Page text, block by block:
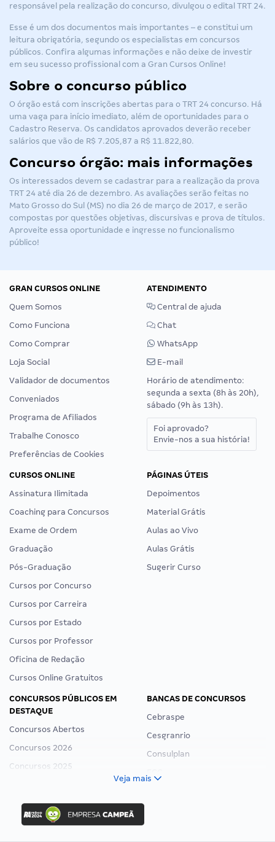
responsável pela realização do concurso, divulgou o edital TRT 24.
Esse é um dos documentos mais importantes – e constitui um
leitura obrigatória, segundo os especialistas em concursos
públicos. Confira algumas informações e não deixe de investir
em seu sucesso profissional com a Gran Cursos Online!
Sobre o concurso público
O órgão está com inscrições abertas para o TRT 24 concurso. Há
uma vaga para início imediato, além de oportunidades para o
Cadastro Reserva. Os candidatos aprovados deverão receber
salários que vão de R$ 7.205,87 a R$ 11.822,80.
Concurso órgão: mais informações
Os interessados devem se cadastrar para a realização da prova
TRT 24 até dia 26 de dezembro. As avaliações serão feitas no
Mato Grosso do Sul (MS) no dia 26 de março de 2017, e serão
compostas por questões objetivas, discursivas e prova de títulos.
Aproveite essa oportunidade e ingresse no funcionalismo
público!
GRAN CURSOS ONLINE
Quem Somos
Como Funciona
Como Comprar
Loja Social
Validador de documentos
Conveniados
Programa de Afiliados
Trabalhe Conosco
Preferências de Cookies
ATENDIMENTO
Central de ajuda
Chat
WhatsApp
E-mail
Horário de atendimento:
segunda a sexta (8h às 20h),
sábado (9h às 13h).
Foi aprovado?
Envie-nos a sua história!
CURSOS ONLINE
Assinatura Ilimitada
Coaching para Concursos
Exame de Ordem
Graduação
Pós-Graduação
Cursos por Concurso
Cursos por Carreira
Cursos por Estado
Cursos por Professor
Oficina de Redação
Cursos Online Gratuitos
PÁGINAS ÚTEIS
Depoimentos
Material Grátis
Aulas ao Vivo
Aulas Grátis
Sugerir Curso
CONCURSOS PÚBLICOS EM
DESTAQUE
Concursos Abertos
Concursos 2026
Concursos 2025
Concurso Ibama
Concurso MPU
Editais publicados
BANCAS DE CONCURSOS
Cebraspe
Cesgranrio
Consulplan
Veja mais